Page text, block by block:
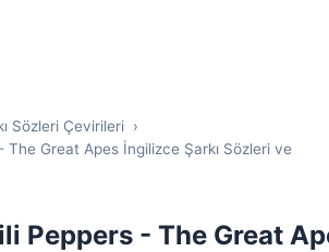
Sözleri Çevirileri
The Great Apes İngilizce Şarkı Sözleri ve
Peppers - The Great